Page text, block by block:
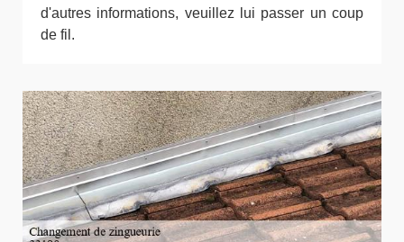
d'autres informations, veuillez lui passer un coup
de fil.